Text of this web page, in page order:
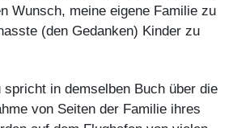
Wunsch, meine eigene Familie zu
(den Gedanken) Kinder zu
spricht in demselben Buch über die
von Seiten der Familie ihres